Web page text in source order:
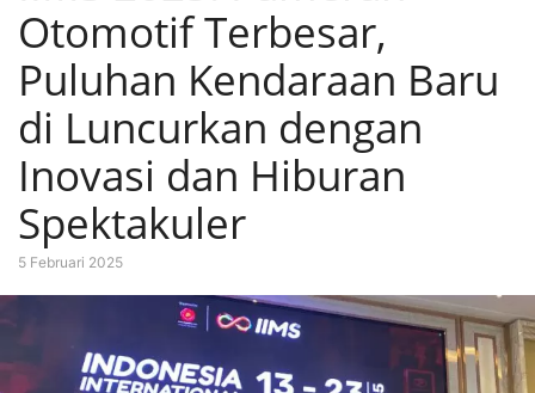
Otomotif Terbesar,
Puluhan Kendaraan Baru
di Luncurkan dengan
Inovasi dan Hiburan
Spektakuler
5 Februari 2025